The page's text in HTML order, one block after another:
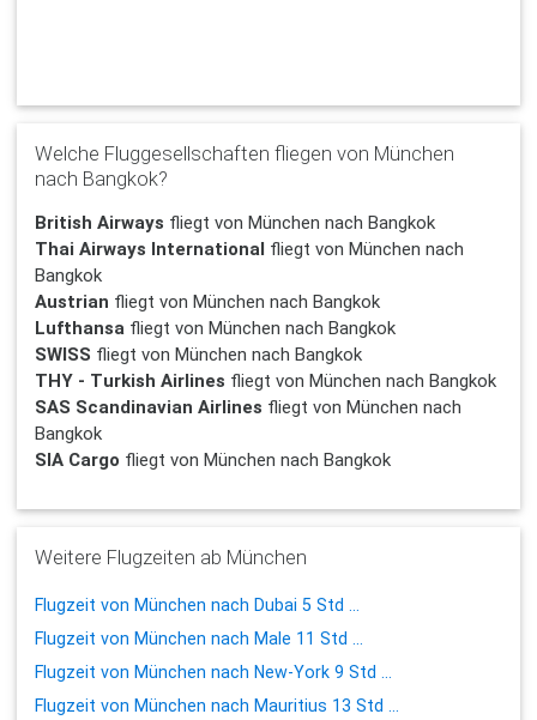
Welche Fluggesellschaften fliegen von München
nach Bangkok?
British Airways fliegt von München nach Bangkok
Thai Airways International fliegt von München nach
Bangkok
Austrian fliegt von München nach Bangkok
Lufthansa fliegt von München nach Bangkok
SWISS fliegt von München nach Bangkok
THY - Turkish Airlines fliegt von München nach Bangkok
SAS Scandinavian Airlines fliegt von München nach
Bangkok
SIA Cargo fliegt von München nach Bangkok
Weitere Flugzeiten ab München
Flugzeit von München nach Dubai 5 Std ...
Flugzeit von München nach Male 11 Std ...
Flugzeit von München nach New-York 9 Std ...
Flugzeit von München nach Mauritius 13 Std ...